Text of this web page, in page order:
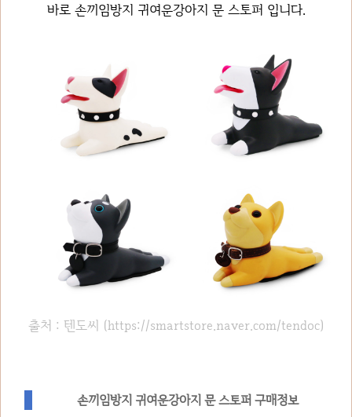
바로 손끼임방지 귀여운강아지 문 스토퍼 입니다.
출처 : 텐도씨 (https://smartstore.naver.com/tendoc)
손끼임방지 귀여운강아지 문 스토퍼 구매정보